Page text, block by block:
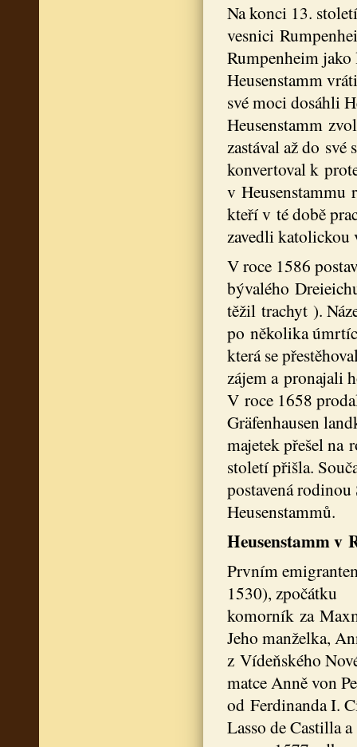
Na konci 13.
vesnici
Rumpenheim
Heusenstamm
své moci dosáhli
Heusenstamm
zastával až do
konvertoval k
v Heusenstammu
kteří v té době
zavedli katolickou
V roce 1586
bývalého
těžil trachyt ).
po několika
která se
zájem a pronajali
V roce 1658
Gräfenhausen
majetek přešel na
století přišla.
postavená
Heusenstammů.
Heusenstamm v
Prvním
1530), zpočátku
komorník za
Jeho manželka,
z Vídeňského
matce Anně von
od Ferdinanda I.
Lasso de Castilla